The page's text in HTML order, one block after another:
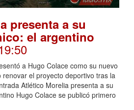
presenta a su
el argentino
a Hugo Colace como su nuevo
el proyecto deportivo tras la
Atlético Morelia presenta a su
Hugo Colace se publicó primero